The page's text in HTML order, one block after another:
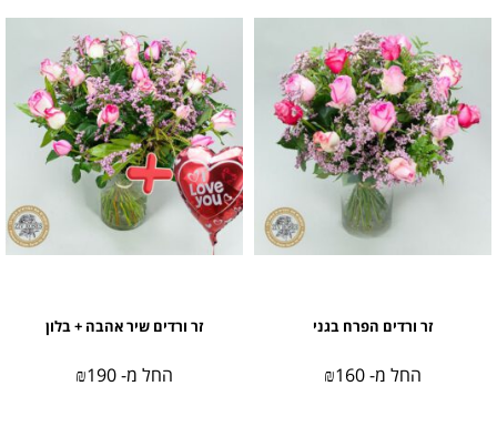
זר ורדים הפרח בגני
החל מ- ₪160
זר ורדים שיר אהבה + בלון
החל מ- ₪190